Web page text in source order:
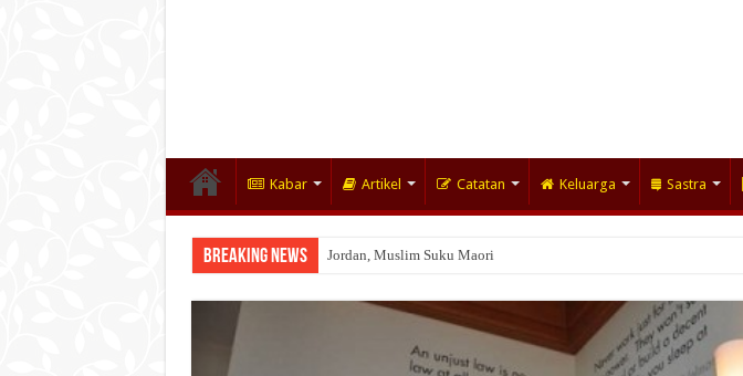
Kabar Artikel Catatan Keluarga Sastra
Breaking News Jordan, Muslim Suku Maori
Wakaf Emas Muktamar